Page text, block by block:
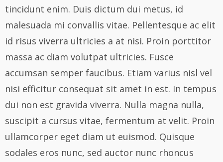
tincidunt enim. Duis dictum dui metus, id
malesuada mi convallis vitae. Pellentesque ac elit
id risus viverra ultricies a at nisi. Proin porttitor
massa ac diam volutpat ultricies. Fusce
accumsan semper faucibus. Etiam varius nisl vel
nisi efficitur consequat sit amet in est. In tempus
dui non est gravida viverra. Nulla magna nulla,
suscipit a cursus vitae, fermentum at velit. Proin
ullamcorper eget diam ut euismod. Quisque
sodales eros nunc, sed auctor nunc rhoncus